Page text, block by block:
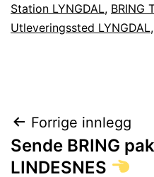
Station LYNGDAL, BRING
Utleveringssted LYNGDAL,
Forrige innlegg
Sende BRING
LINDESNES